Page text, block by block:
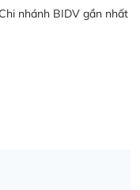
nhánh BIDV gần nhất